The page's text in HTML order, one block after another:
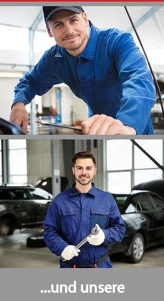
...und unsere